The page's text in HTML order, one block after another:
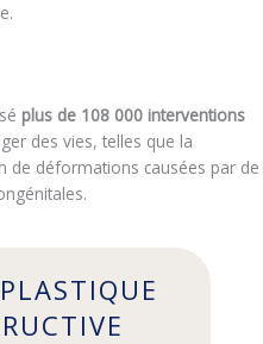
plus de 108 000 interventions
des vies, telles que la
de déformations causées par de